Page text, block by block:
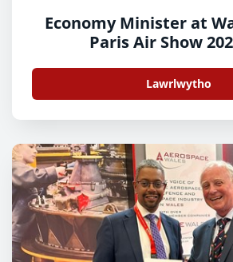
Economy Minister at
Paris Air Show
Lawrlwytho